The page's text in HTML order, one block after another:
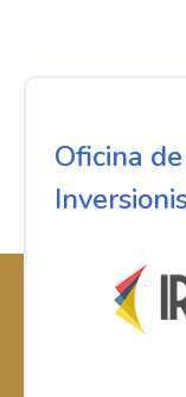
Oficina